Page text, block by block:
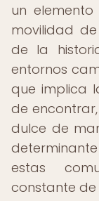
un
movilidad
de la
entornos
que implica
de
dulce de
estas
constante de